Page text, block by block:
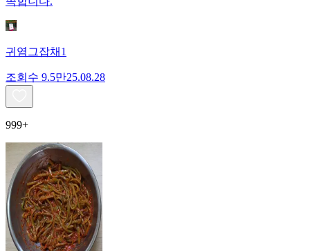
귀염그잡채1
조회수 9.5만25.08.28
999+